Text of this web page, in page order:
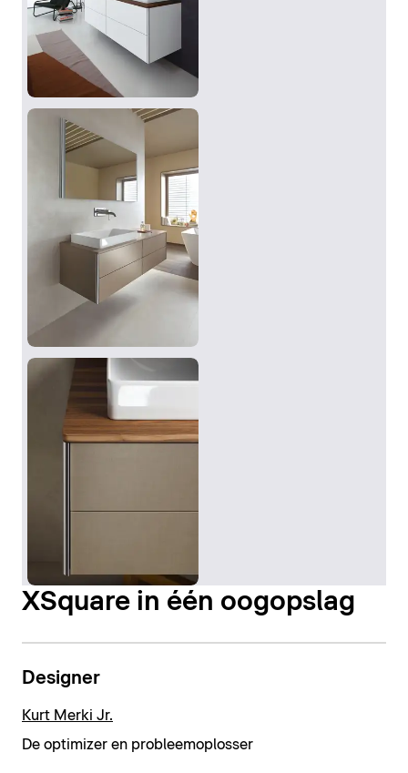
XSquare in één oogopslag
Designer
Kurt Merki Jr.
De optimizer en probleemoplosser